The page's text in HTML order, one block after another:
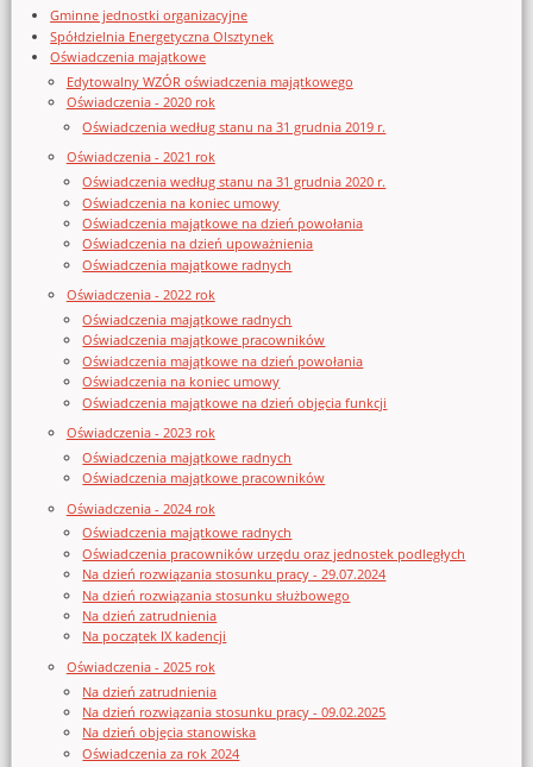
Gminne jednostki organizacyjne
Spółdzielnia Energetyczna Olsztynek
Oświadczenia majątkowe
Edytowalny WZÓR oświadczenia majątkowego
Oświadczenia - 2020 rok
Oświadczenia według stanu na 31 grudnia 2019 r.
Oświadczenia - 2021 rok
Oświadczenia według stanu na 31 grudnia 2020 r.
Oświadczenia na koniec umowy
Oświadczenia majątkowe na dzień powołania
Oświadczenia na dzień upoważnienia
Oświadczenia majątkowe radnych
Oświadczenia - 2022 rok
Oświadczenia majątkowe radnych
Oświadczenia majątkowe pracowników
Oświadczenia majątkowe na dzień powołania
Oświadczenia na koniec umowy
Oświadczenia majątkowe na dzień objęcia funkcji
Oświadczenia - 2023 rok
Oświadczenia majątkowe radnych
Oświadczenia majątkowe pracowników
Oświadczenia - 2024 rok
Oświadczenia majątkowe radnych
Oświadczenia pracowników urzędu oraz jednostek podległych
Na dzień rozwiązania stosunku pracy - 29.07.2024
Na dzień rozwiązania stosunku służbowego
Na dzień zatrudnienia
Na początek IX kadencji
Oświadczenia - 2025 rok
Na dzień zatrudnienia
Na dzień rozwiązania stosunku pracy - 09.02.2025
Na dzień objęcia stanowiska
Oświadczenia za rok 2024